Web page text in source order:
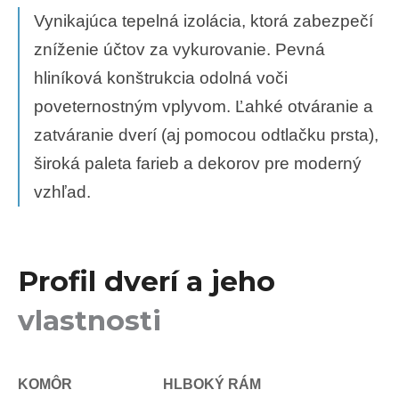
Vynikajúca tepelná izolácia, ktorá zabezpečí
zníženie účtov za vykurovanie. Pevná
hliníková konštrukcia odolná voči
poveternostným vplyvom. Ľahké otváranie a
zatváranie dverí (aj pomocou odtlačku prsta),
široká paleta farieb a dekorov pre moderný
vzhľad.
Profil dverí a jeho
vlastnosti
KOMÔR HLBOKÝ RÁM